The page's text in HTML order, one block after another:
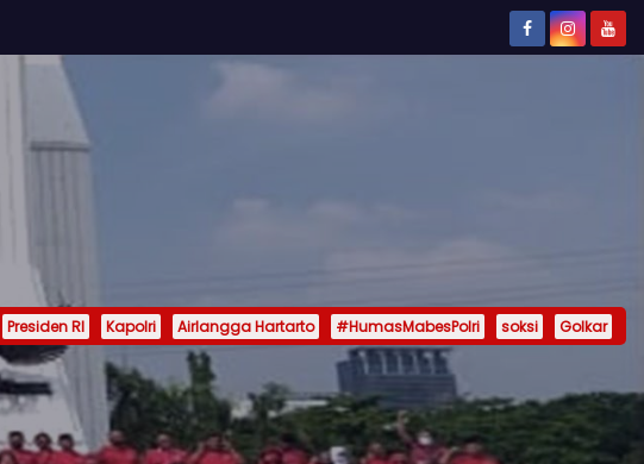
Presiden RI Kapolri Airlangga Hartarto #HumasMabesPolri soksi Golkar